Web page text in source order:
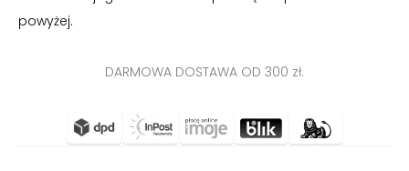
powyżej.
DARMOWA DOSTAWA OD 300 zł.